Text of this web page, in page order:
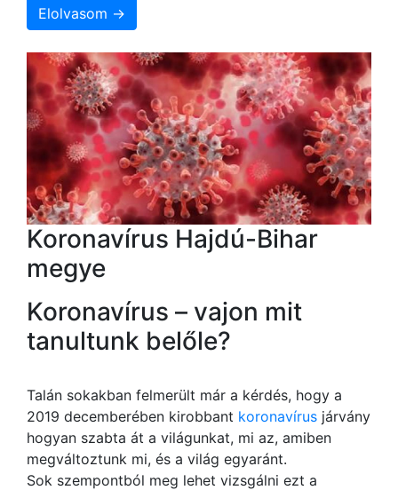
Elolvasom →
Koronavírus Hajdú-Bihar
megye
Koronavírus – vajon mit
tanultunk belőle?
Talán sokakban felmerült már a kérdés, hogy a
2019 decemberében kirobbant koronavírus járvány
hogyan szabta át a világunkat, mi az, amiben
megváltoztunk mi, és a világ egyaránt.
Sok szempontból meg lehet vizsgálni ezt a